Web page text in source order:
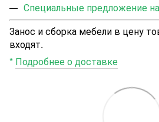
Специальные предложение
Занос и сборка мебели в цену
входят.
* Подробнее о доставке